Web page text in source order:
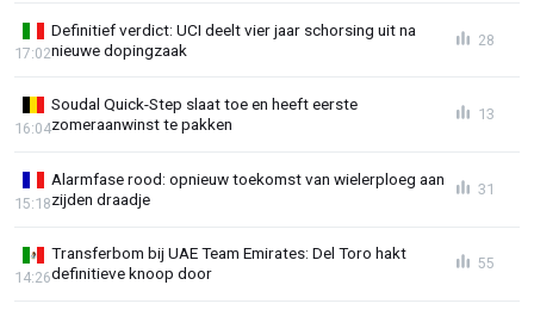
Definitief verdict: UCI deelt vier jaar schorsing uit na
nieuwe dopingzaak
17:02
28
Soudal Quick-Step slaat toe en heeft eerste
zomeraanwinst te pakken
16:04
13
Alarmfase rood: opnieuw toekomst van wielerploeg aan
zijden draadje
15:18
31
Transferbom bij UAE Team Emirates: Del Toro hakt
definitieve knoop door
14:26
55